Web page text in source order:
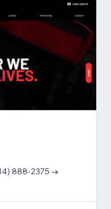
888-2375 →